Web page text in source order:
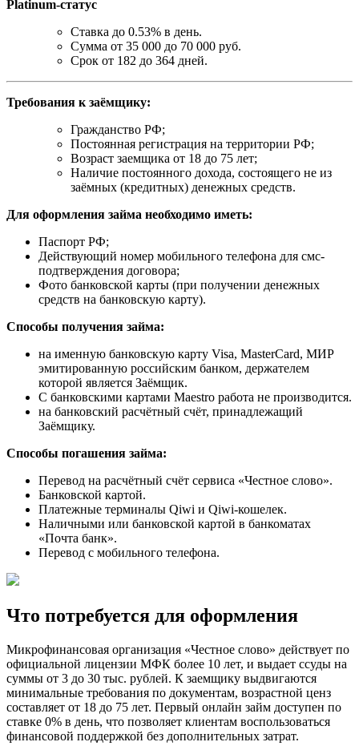
Platinum-статус
Ставка до 0.53% в день.
Сумма от 35 000 до 70 000 руб.
Срок от 182 до 364 дней.
Требования к заёмщику:
Гражданство РФ;
Постоянная регистрация на территории РФ;
Возраст заемщика от 18 до 75 лет;
Наличие постоянного дохода, состоящего не из
заёмных (кредитных) денежных средств.
Для оформления займа необходимо иметь:
Паспорт РФ;
Действующий номер мобильного телефона для смс-
подтверждения договора;
Фото банковской карты (при получении денежных
средств на банковскую карту).
Способы получения займа:
на именную банковскую карту Visa, MasterCard, МИР
эмитированную российским банком, держателем
которой является Заёмщик.
C банковскими картами Maestro работа не производится.
на банковский расчётный счёт, принадлежащий
Заёмщику.
Способы погашения займа:
Перевод на расчётный счёт сервиса «Честное слово».
Банковской картой.
Платежные терминалы Qiwi и Qiwi-кошелек.
Наличными или банковской картой в банкоматах
«Почта банк».
Перевод с мобильного телефона.
Что потребуется для оформления
Микрофинансовая организация «Честное слово» действует по
официальной лицензии МФК более 10 лет, и выдает ссуды на
суммы от 3 до 30 тыс. рублей. К заемщику выдвигаются
минимальные требования по документам, возрастной ценз
составляет от 18 до 75 лет. Первый онлайн займ доступен по
ставке 0% в день, что позволяет клиентам воспользоваться
финансовой поддержкой без дополнительных затрат.